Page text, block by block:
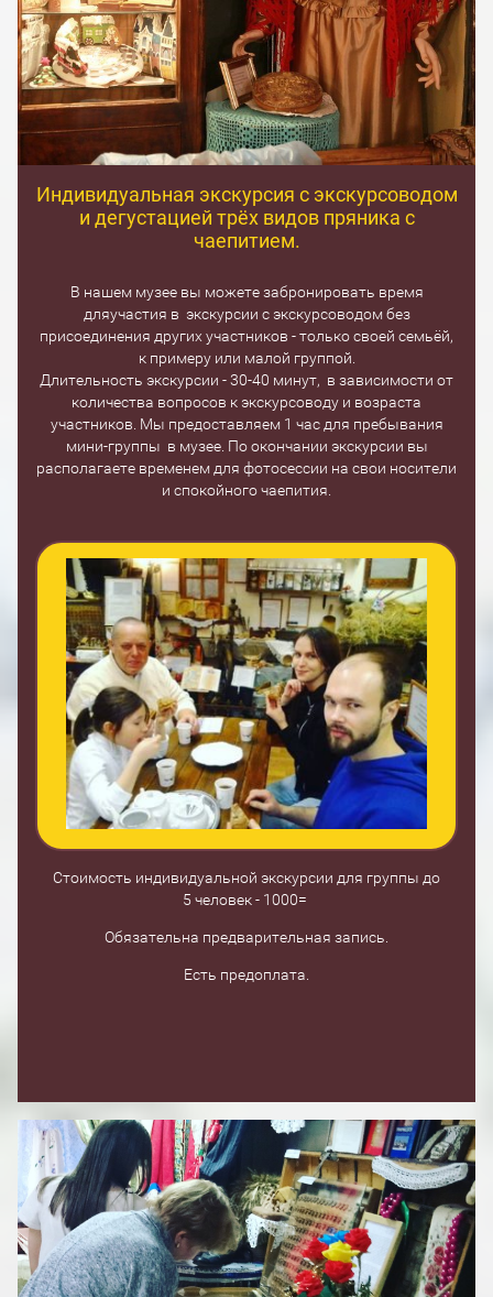
Индивидуальная экскурсия с экскурсоводом
и дегустацией трёх видов пряника с
чаепитием.
В нашем музее вы можете забронировать время
дляучастия в экскурсии с экскурсоводом без
присоединения других участников - только своей семьёй,
к примеру или малой группой.
Длительность экскурсии - 30-40 минут, в зависимости от
количества вопросов к экскурсоводу и возраста
участников. Мы предоставляем 1 час для пребывания
мини-группы в музее. По окончании экскурсии вы
располагаете временем для фотосессии на свои носители
и спокойного чаепития.
Стоимость индивидуальной экскурсии для группы до
5 человек - 1000=
Обязательна предварительная запись.
Есть предоплата.